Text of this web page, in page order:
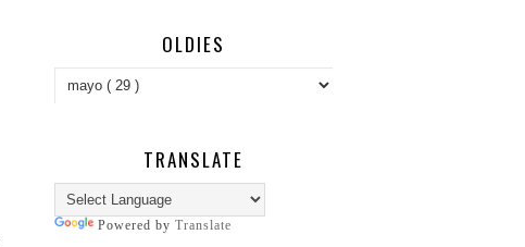
OLDIES
TRANSLATE
Powered by Translate